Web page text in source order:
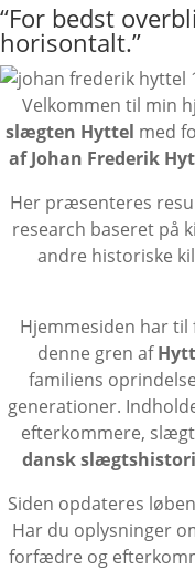
“For bedst
horisontalt.”
Velkommen til min
slægten Hyttel med
af Johan Frederik
Her præsenteres
research baseret på
andre historiske
Hjemmesiden har
denne gren af
familiens
generationer.
efterkommere,
dansk
Siden opdateres
Har du oplysninger
forfædre og